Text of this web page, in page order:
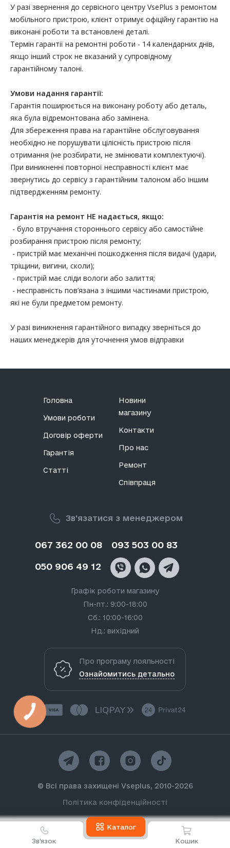
У разі звернення до сервісного центру VsePlus з ремонтом
мобільного пристрою, клієнт отримує офіційну гарантію на
виконані роботи та встановлені деталі.
Термін гарантії на ремонтні роботи - 14 календарних днів,
якщо інший строк не вказаний у супровідному
гарантійному талоні.
Умови надання гарантії:
Гарантія поширюється на виконану роботу або деталь,
яка була відремонтована або замінена.
Для збереження права на гарантійне обслуговування
необхідно не порушувати цілісність пристрою після
отримання (не розбирати, не змінювати комплектуючі).
При виникненні повторної несправності клієнт має
звернутись до сервісу з гарантійним талоном або іншим
підтвердженням ремонту.
Гарантія на ремонт НЕ надається, якщо:
- було втручання стороннього сервісу або самостійне
розбирання пристрою після ремонту;
- пристрій має механічні пошкодження після видачі (удари,
тріщини, вигини, сколи);
- пристрій має сліди вологи або залиття;
- несправність пов’язана з іншими частинами пристрою,
які не були предметом ремонту.
У разі виникнення гарантійного випадку зверніться до
наших менеджерів для уточнення умов відправки
Зв'язок
Каталог
Кошик
Зв'язатися з менеджером
067 362 00 08 093 503 00 83
050 906 49 12
Графік роботи магазину
Пн-пт.: 9:00-18:00
Сб.: 10:00-16:00
Нд.: вихідний
Головна
Умови роботи
Договір оферти
Гарантія
Статті
Новини
магазину
Контакти
Про нас
Ремонт
Співпраця
Про програму лояльності
Ознайомитись детально
© Всі права захищені Vseplus, 2010-2026
Політика конфіденційності
КНОПКА
ЗВ'ЯЗКУ